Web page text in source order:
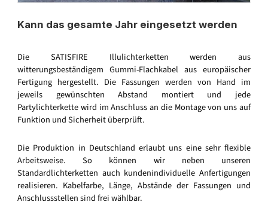
Kann das gesamte Jahr eingesetzt werden
Die SATISFIRE Illulichterketten werden aus
witterungsbeständigem Gummi-Flachkabel aus europäischer
Fertigung hergestellt. Die Fassungen werden von Hand im
jeweils gewünschten Abstand montiert und jede
Partylichterkette wird im Anschluss an die Montage von uns auf
Funktion und Sicherheit überprüft.
Die Produktion in Deutschland erlaubt uns eine sehr flexible
Arbeitsweise. So können wir neben unseren
Standardlichterketten auch kundenindividuelle Anfertigungen
realisieren. Kabelfarbe, Länge, Abstände der Fassungen und
Anschlussstellen sind frei wählbar.